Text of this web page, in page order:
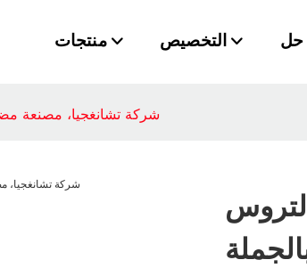
منتجات التخصيص حل
شركة تشانغجيا، مصنعة